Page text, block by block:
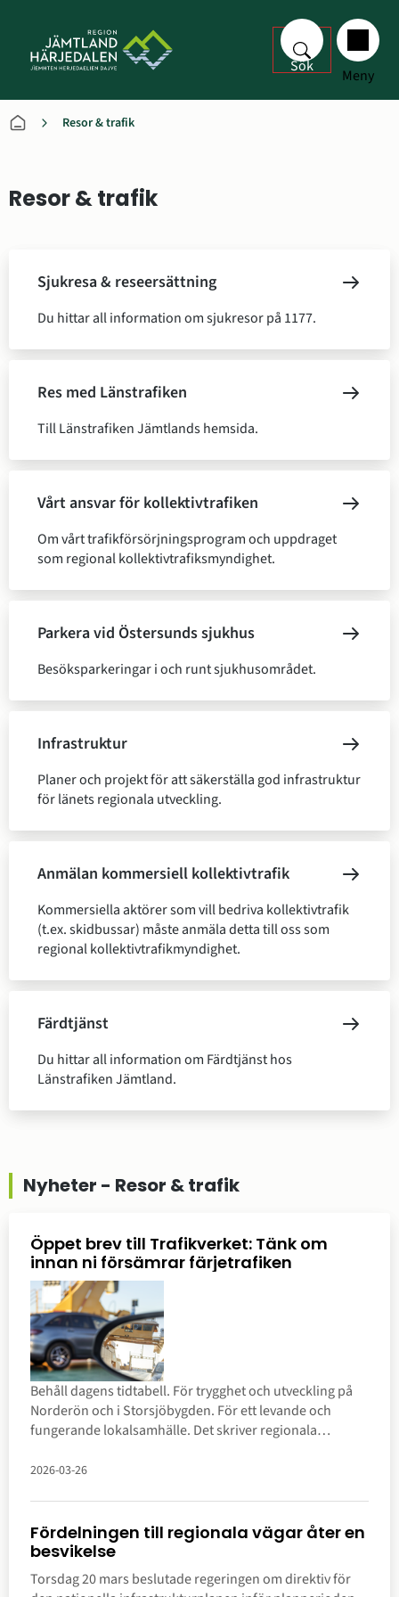
Sök Meny
Resor & trafik
Resor & trafik
Sjukresa & reseersättning
Du hittar all information om sjukresor på 1177.
Res med Länstrafiken
Till Länstrafiken Jämtlands hemsida.
Vårt ansvar för kollektivtrafiken
Om vårt trafikförsörjningsprogram och uppdraget
som regional kollektivtrafiksmyndighet.
Parkera vid Östersunds sjukhus
Besöksparkeringar i och runt sjukhusområdet.
Infrastruktur
Planer och projekt för att säkerställa god infrastruktur
för länets regionala utveckling.
Anmälan kommersiell kollektivtrafik
Kommersiella aktörer som vill bedriva kollektivtrafik
(t.ex. skidbussar) måste anmäla detta till oss som
regional kollektivtrafikmyndighet.
Färdtjänst
Du hittar all information om Färdtjänst hos
Länstrafiken Jämtland.
Nyheter - Resor & trafik
Öppet brev till Trafikverket: Tänk om
innan ni försämrar färjetrafiken
Behåll dagens tidtabell. För trygghet och utveckling på
Norderön och i Storsjöbygden. För ett levande och
fungerande lokalsamhälle. Det skriver regionala
i ett öppet brev till Trafikverket.
2026-03-26
Fördelningen till regionala vägar åter en
besvikelse
Torsdag 20 mars beslutade regeringen om direktiv för